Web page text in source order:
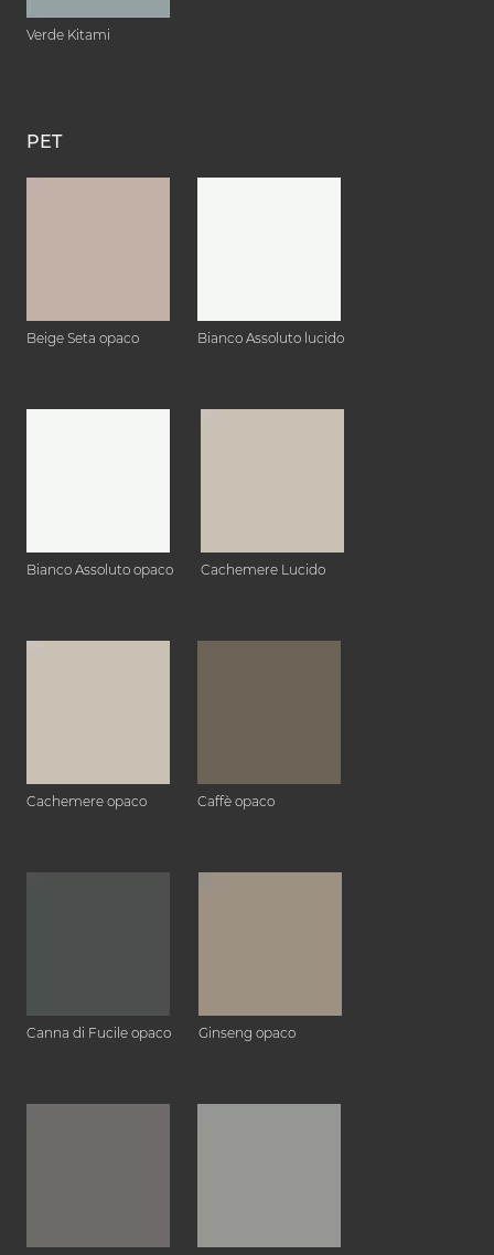
Verde Kitami
PET
Beige Seta opaco Bianco Assoluto lucido
Bianco Assoluto opaco Cachemere Lucido
Cachemere opaco Caffè opaco
Canna di Fucile opaco Ginseng opaco